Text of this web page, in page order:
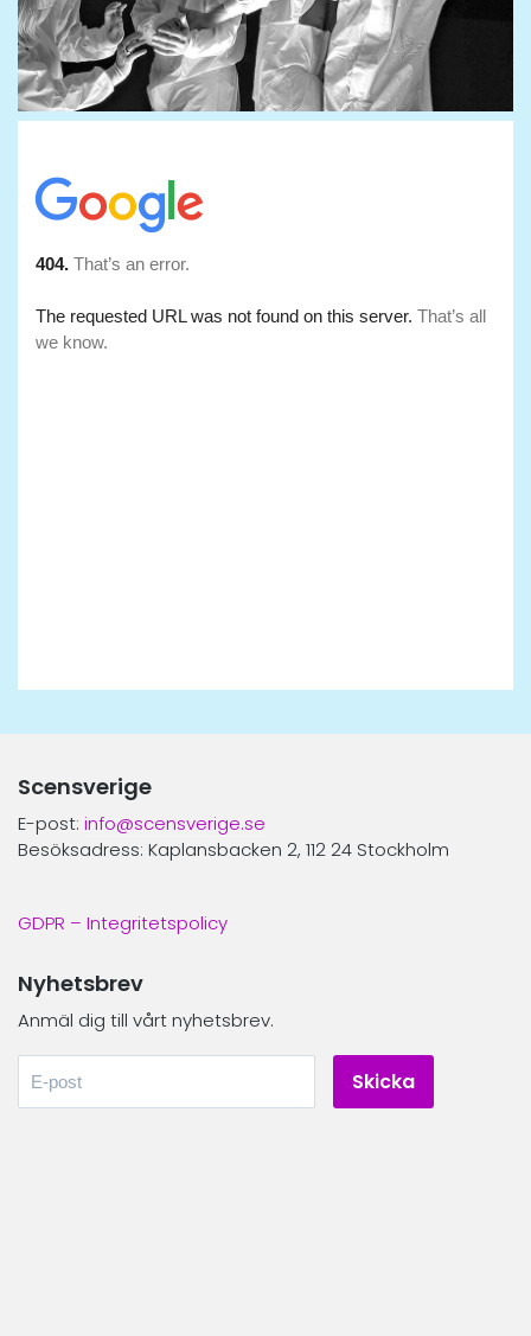
Scensverige
E-post: info@scensverige.se
Besöksadress: Kaplansbacken 2, 112 24 Stockholm
GDPR – Integritetspolicy
Nyhetsbrev
Anmäl dig till vårt nyhetsbrev.